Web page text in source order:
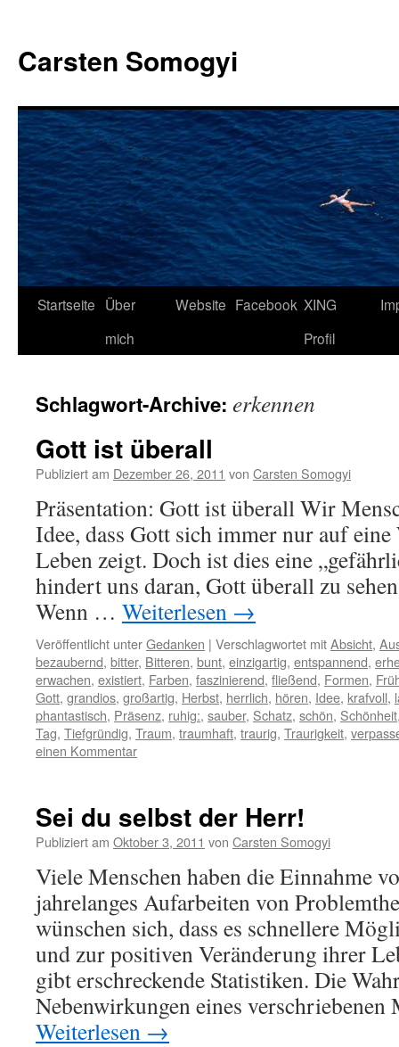
Carsten Somogyi
Zum
Startseite Über
mich
Website Facebook XING
Profil
Schlagwort-Archive: erkennen
Gott ist überall
Publiziert am Dezember 26, 2011 von Carsten Somogyi
Präsentation: Gott ist überall Wir
Idee, dass Gott sich immer nur auf eine
Leben zeigt. Doch ist dies eine
hindert uns daran, Gott überall zu
Wenn … Weiterlesen →
Veröffentlicht unterGedanken | Verschlagwortet mitAbsicht,
bezaubernd, bitter, Bitteren, bunt, einzigartig, entspannend,
erwachen, existiert, Farben, faszinierend, fließend, Formen,
Gott, grandios, großartig, Herbst, herrlich, hören, Idee, krafvoll,
phantastisch, Präsenz, ruhig:, sauber, Schatz, schön, Schönheit
Tag, Tiefgründig, Traum, traumhaft, traurig, Traurigkeit,
einen Kommentar
Sei du selbst der Herr!
Publiziert am Oktober 3, 2011 von Carsten Somogyi
Viele Menschen haben die Einnahme
jahrelanges Aufarbeiten von
wünschen sich, dass es schnellere
und zur positiven Veränderung ihrer
gibt erschreckende Statistiken. Die
Nebenwirkungen eines
Weiterlesen →